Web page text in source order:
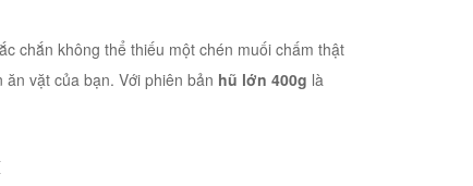
chắn không thể thiếu một chén muối chấm thật
ăn vặt của bạn. Với phiên bản hũ lớn 400g là